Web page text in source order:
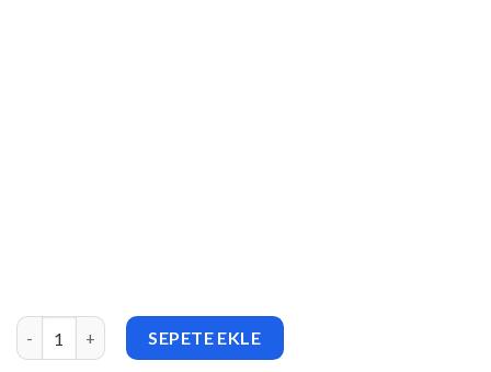
Tripetto v8.0.11 The Fullblown WordPress Form Builder Plugin
SEPETE EKLE